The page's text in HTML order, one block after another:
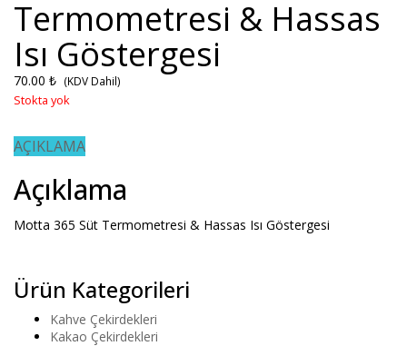
Termometresi & Hassas
Isı Göstergesi
70.00 ₺ (KDV Dahil)
Stokta yok
AÇIKLAMA
Açıklama
Motta 365 Süt Termometresi & Hassas Isı Göstergesi
Ürün Kategorileri
Kahve Çekirdekleri
Kakao Çekirdekleri